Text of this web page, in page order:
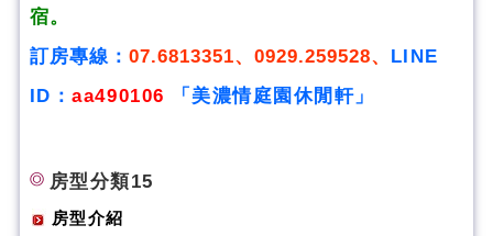
宿。
訂房專線： 07.6813351、0929.259528、 LINE
ID：aa490106 「美濃情庭園休閒軒」
房型分類15
房型介紹